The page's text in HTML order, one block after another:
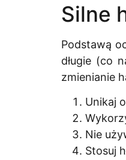
Silne
Podstawą
długie (co
zmienianie
Unikaj
Nie
Stosuj